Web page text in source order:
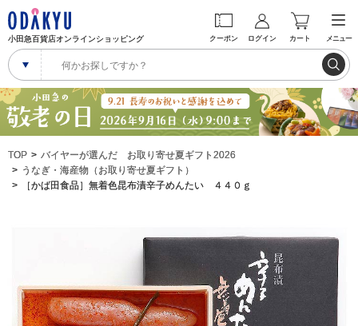
小田急百貨店オンラインショッピング クーポン ログイン カート メニュー
TOP
バイヤーが選んだ お取り寄せ夏ギフト2026
うなぎ・海産物（お取り寄せ夏ギフト）
［かば田食品］無着色昆布漬辛子めんたい ４４０ｇ